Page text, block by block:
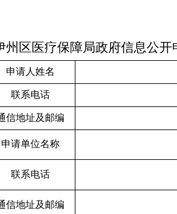
州区医疗保障局政府信息公开
申请人姓名
联系电话
信地址及邮编
申请单位名称
联系电话
信地址及邮编